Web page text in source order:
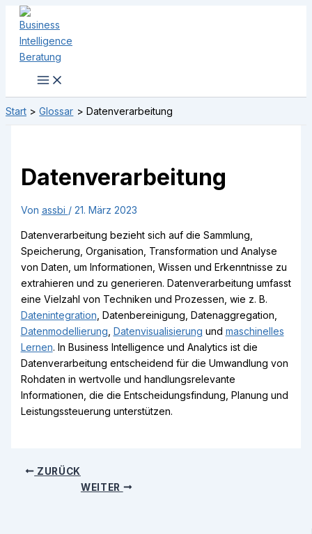
Zum
Inhalt
springen
Start Glossar Datenverarbeitung
Datenverarbeitung
Von assbi / 21. März 2023
Datenverarbeitung bezieht sich auf die Sammlung,
Speicherung, Organisation, Transformation und Analyse
von Daten, um Informationen, Wissen und Erkenntnisse zu
extrahieren und zu generieren. Datenverarbeitung umfasst
eine Vielzahl von Techniken und Prozessen, wie z. B.
Datenintegration , Datenbereinigung, Datenaggregation,
Datenmodellierung Datenvisualisierung und maschinelles
Lernen. In Business Intelligence und Analytics ist die
Datenverarbeitung entscheidend für die Umwandlung von
Rohdaten in wertvolle und handlungsrelevante
Informationen, die die Entscheidungsfindung, Planung und
Leistungssteuerung unterstützen.
ZURÜCK
WEITER